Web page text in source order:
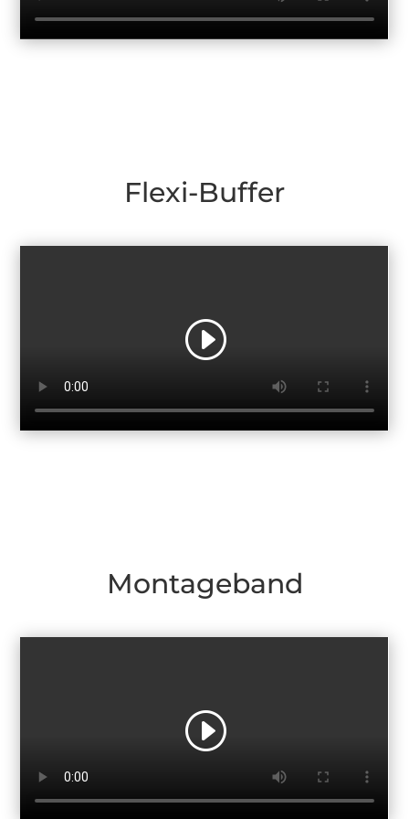
Flexi-Buffer
Montageband